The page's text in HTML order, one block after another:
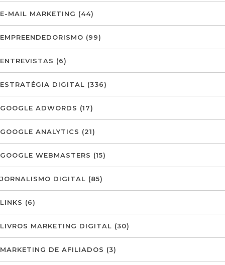
E-MAIL MARKETING (44)
EMPREENDEDORISMO (99)
ENTREVISTAS (6)
ESTRATÉGIA DIGITAL (336)
GOOGLE ADWORDS (17)
GOOGLE ANALYTICS (21)
GOOGLE WEBMASTERS (15)
JORNALISMO DIGITAL (85)
LINKS (6)
LIVROS MARKETING DIGITAL (30)
MARKETING DE AFILIADOS (3)